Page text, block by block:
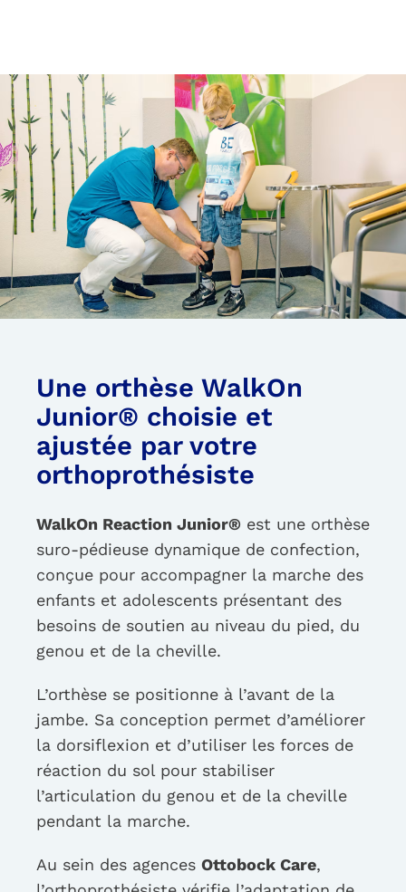
Une orthèse WalkOn
Junior® choisie et
ajustée par votre
orthoprothésiste
WalkOn Reaction Junior® est une orthèse
suro-pédieuse dynamique de confection,
conçue pour accompagner la marche des
enfants et adolescents présentant des
besoins de soutien au niveau du pied, du
genou et de la cheville.
L’orthèse se positionne à l’avant de la
jambe. Sa conception permet d’améliorer
la dorsiflexion et d’utiliser les forces de
réaction du sol pour stabiliser
l’articulation du genou et de la cheville
pendant la marche.
Au sein des agences Ottobock Care,